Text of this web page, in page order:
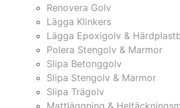
Renovera Golv
Lägga Klinkers
Lägga Epoxigolv &
Polera Stengolv & Marmor
Slipa Betonggolv
Slipa Stengolv & Marmor
Slipa Trägolv
Mattläggning &